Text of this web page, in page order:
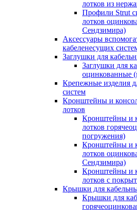
лотков из
Профили Strut
лотков
Сендзимира)
Аксессуары
кабеленесущих
Заглушки для
Заглушки для
оцинкованные
Крепежные изделия
систем
Кронштейны и
лотков
Кронштейны и
лотков
погружения)
Кронштейны и
лотков
Сендзимира)
Кронштейны и
лотков с
Крышки для
Крышки для